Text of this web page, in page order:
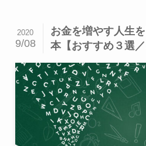
お金を増やす人生
本【おすすめ３選／
2020
9/08